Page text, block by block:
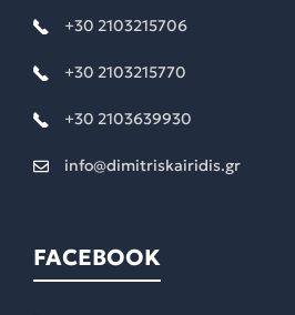
+30 2103215706
+30 2103215770
+30 2103639930
info@dimitriskairidis.gr
FACEBOOK